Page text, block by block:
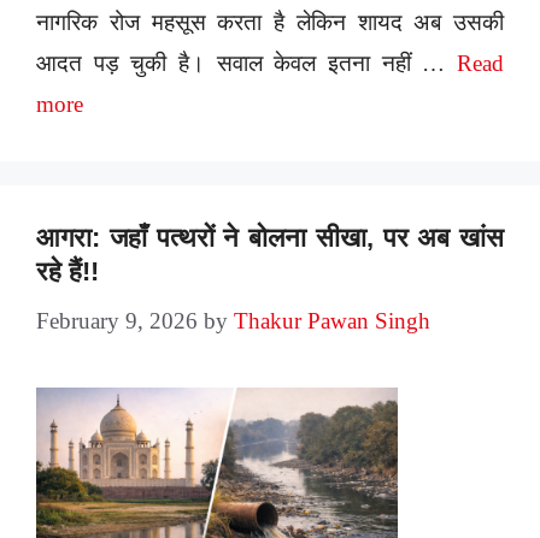
नागरिक रोज महसूस करता है लेकिन शायद अब उसकी
आदत पड़ चुकी है। सवाल केवल इतना नहीं … Read
more
आगरा: जहाँ पत्थरों ने बोलना सीखा, पर अब खांस
रहे हैं!!
February 9, 2026 by Thakur Pawan Singh